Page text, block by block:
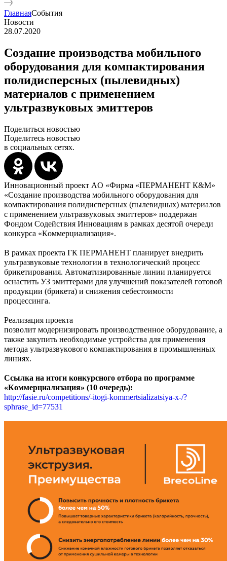
ГлавнаяСобытия
Новости
28.07.2020
Создание производства мобильного
оборудования для компактирования
полидисперсных (пылевидных)
материалов с применением
ультразвуковых эмиттеров
Поделиться новостью
Поделитесь новостью
в социальных сетях.
Инновационный проект АО «Фирма «ПЕРМАНЕНТ К&М»
«Создание производства мобильного оборудования для
компактирования полидисперсных (пылевидных) материалов
с применением ультразвуковых эмиттеров» поддержан
Фондом Содействия Инновациям в рамках десятой очереди
конкурса «Коммерциализация».
В рамках проекта ГК ПЕРМАНЕНТ планирует внедрить
ультразвуковые технологии в технологический процесс
брикетирования. Автоматизированные линии планируется
оснастить УЗ эмиттерами для улучшений показателей готовой
продукции (брикета) и снижения себестоимости
процессинга.
Реализация проекта
позволит модернизировать производственное оборудование, а
также закупить необходимые устройства для применения
метода ультразвукового компактирования в промышленных
линиях.
Ссылка на итоги конкурсного отбора по программе
«Коммерциализация» (10 очередь):
http://fasie.ru/competitions/-itogi-kommertsializatsiya-x-/?
sphrase_id=77531